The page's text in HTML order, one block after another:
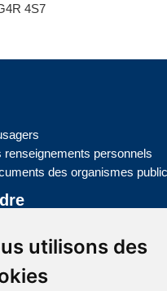
utilisons des
4S7
renseignements personnels
des organismes